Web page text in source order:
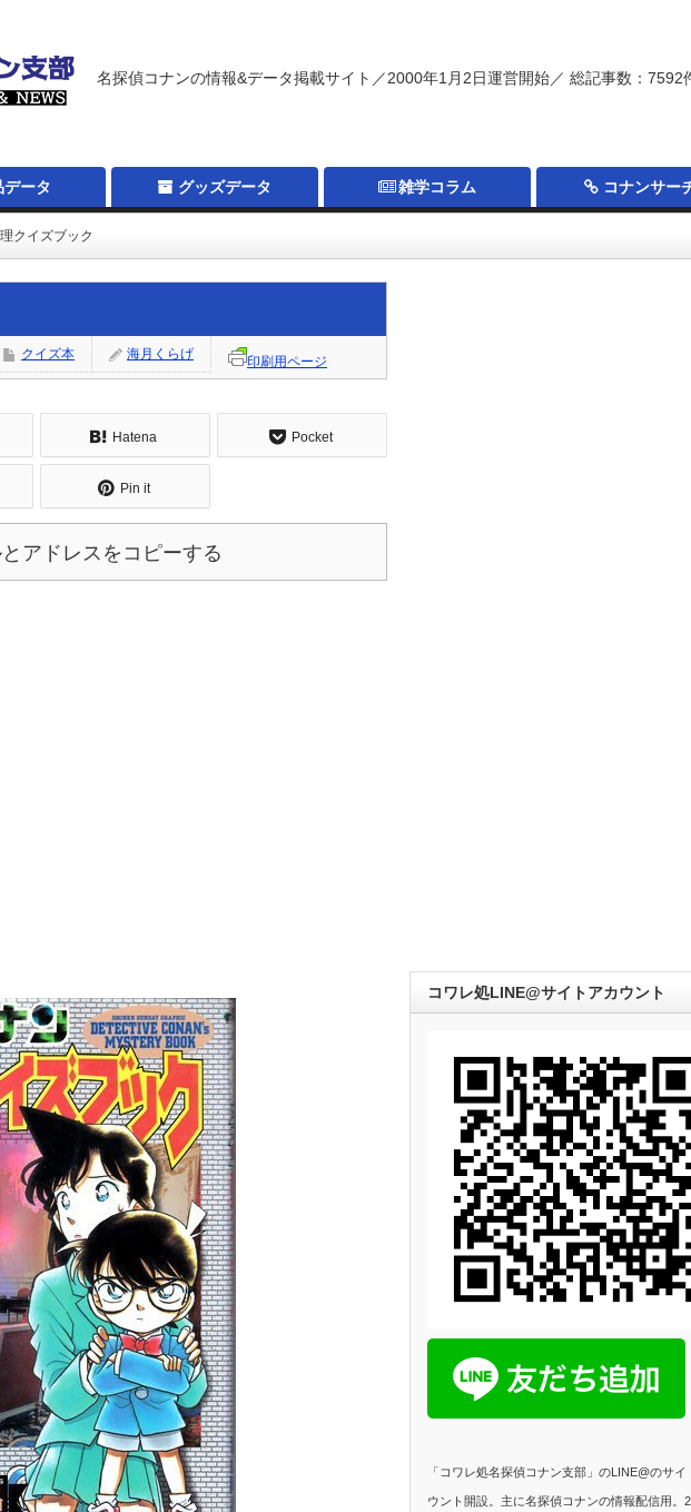
名探偵コナンの情報&データ掲載サイト／2000年1月2日運営開始／ 総記事数：7592
データ グッズデータ 雑学コラム コナンサー
クイズブック
クイズ本 海月くらげ 印刷用ページ
Hatena Pocket
Pin it
アドレスをコピーする
コワレ処LINE@サイトアカウント
「コワレ処名探偵コナン支部」のLINE@のサイ
ウント開設。主に名探偵コナンの情報配信用。